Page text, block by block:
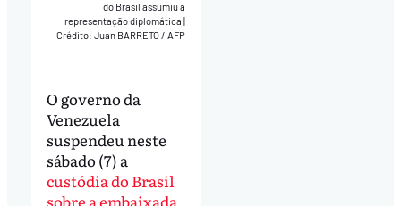
do Brasil assumiu a
representação diplomática
Crédito: Juan BARRETO / AFP
O governo da
Venezuela
suspendeu neste
sábado (7) a
custódia do Brasil
sobre a embaixada